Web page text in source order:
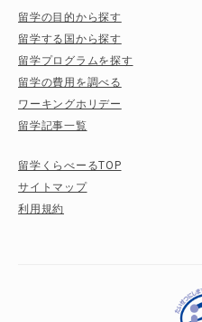
留学の目的から探す
留学する国から探す
留学プログラムを探す
留学の費用を調べる
ワーキングホリデー
留学記事一覧
留学くらべーるTOP
サイトマップ
利用規約